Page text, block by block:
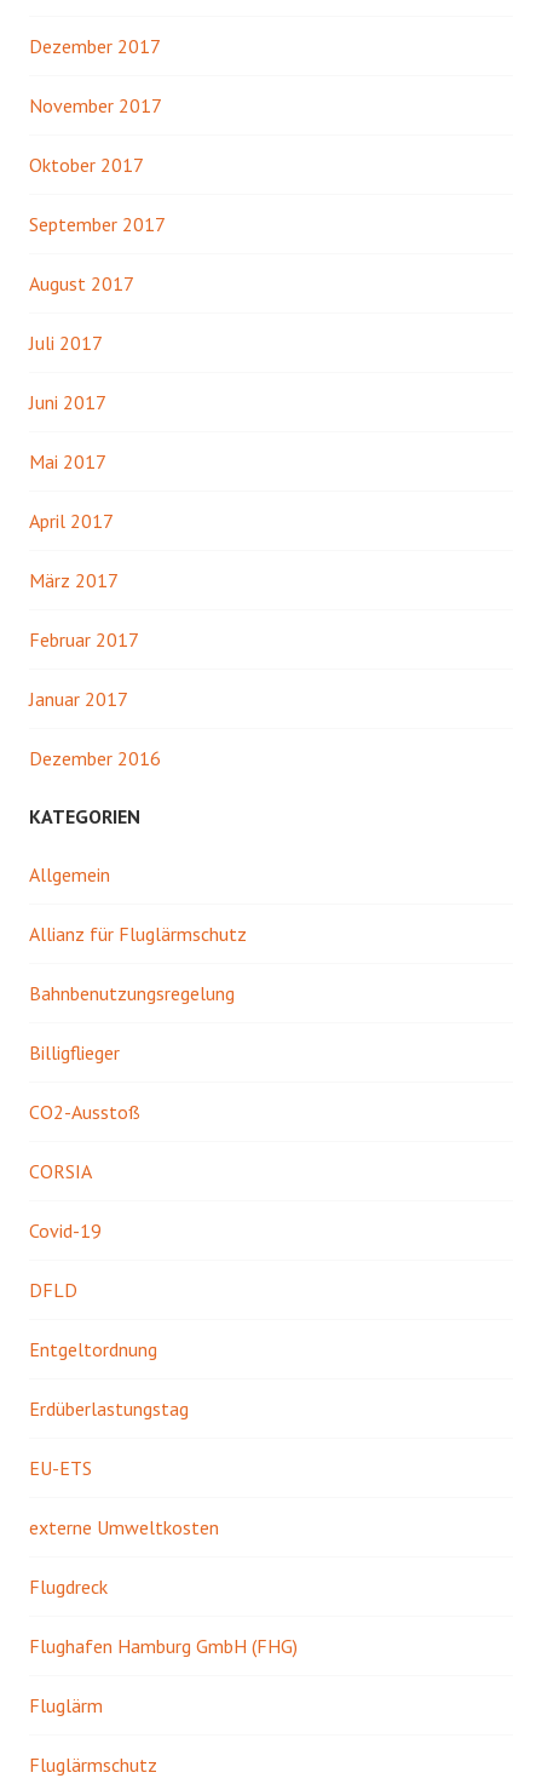
Dezember 2017
November 2017
Oktober 2017
September 2017
August 2017
Juli 2017
Juni 2017
Mai 2017
April 2017
März 2017
Februar 2017
Januar 2017
Dezember 2016
KATEGORIEN
Allgemein
Allianz für Fluglärmschutz
Bahnbenutzungsregelung
Billigflieger
CO2-Ausstoß
CORSIA
Covid-19
DFLD
Entgeltordnung
Erdüberlastungstag
EU-ETS
externe Umweltkosten
Flugdreck
Flughafen Hamburg GmbH (FHG)
Fluglärm
Fluglärmschutz